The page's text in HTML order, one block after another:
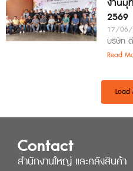
2569
17/06/
บริษัท
Read
Load
Contact
สำนักงานใหญ่ และคลังสินค้า